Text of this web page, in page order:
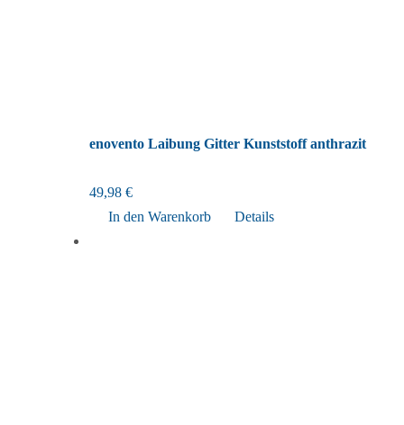
enovento Laibung Gitter Kunststoff anthrazit
49,98€
In den Warenkorb
Details